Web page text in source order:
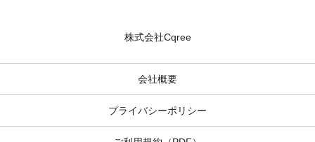
株式会社Cqree
会社概要
プライバシーポリシー